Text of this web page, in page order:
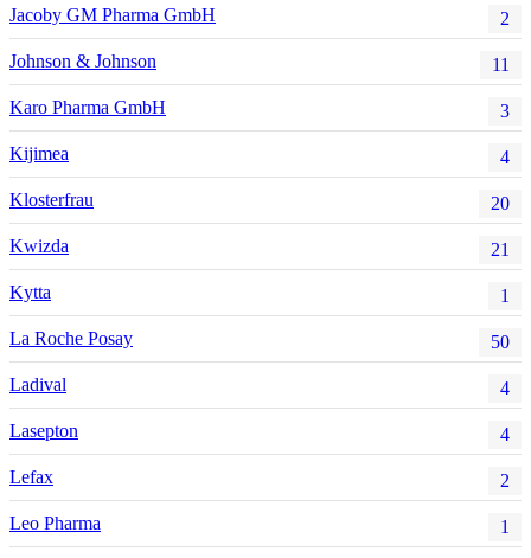
Jacoby GM Pharma GmbH 2
Johnson & Johnson 11
Karo Pharma GmbH 3
Kijimea 4
Klosterfrau 20
Kwizda 21
Kytta 1
La Roche Posay 50
Ladival 4
Lasepton 4
Lefax 2
Leo Pharma 1